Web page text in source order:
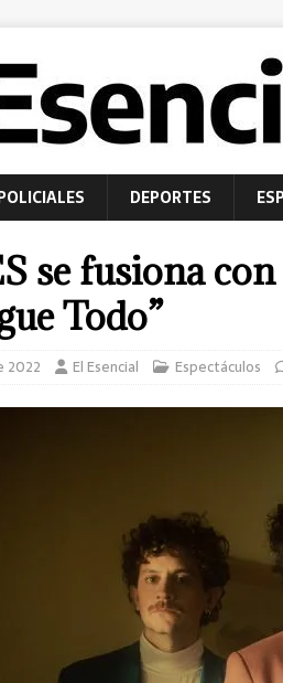
DEPORTES
se fusiona
Todo”
2022 El Esencial Espectáculos